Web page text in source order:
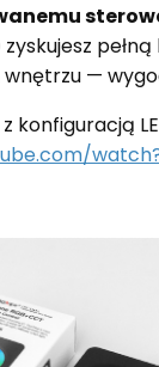
zyskujesz
—
konfiguracją